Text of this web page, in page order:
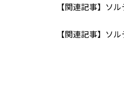
【関連記事】ソ
【関連記事】ソ